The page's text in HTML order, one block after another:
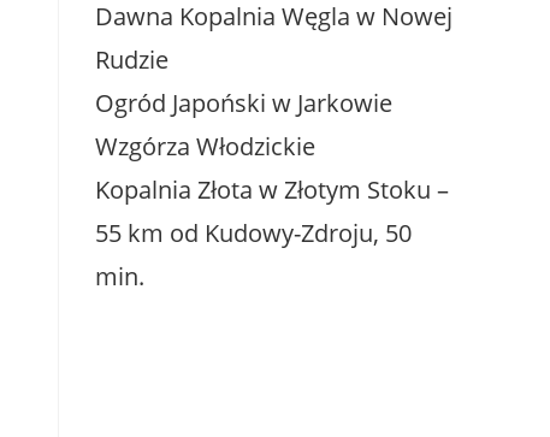
Dawna Kopalnia Węgla w Nowej
Rudzie
Ogród Japoński w Jarkowie
Wzgórza Włodzickie
Kopalnia Złota w Złotym Stoku –
55 km od Kudowy-Zdroju, 50
min.